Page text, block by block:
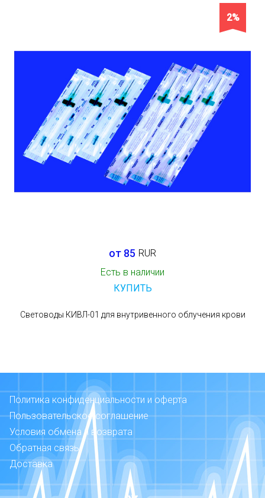
2%
от 85 RUR
Есть в наличии
КУПИТЬ
Световоды КИВЛ-01 для внутривенного облучения крови
Политика конфиденциальности и оферта
Пользовательское соглашение
Условия обмена и возврата
Обратная связь
Доставка